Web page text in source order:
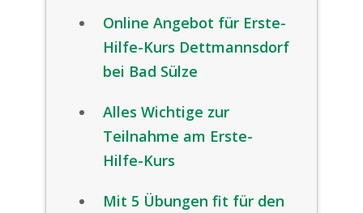
Online Angebot für Erste-
Hilfe-Kurs Dettmannsdorf
bei Bad Sülze
Alles Wichtige zur
Teilnahme am Erste-
Hilfe-Kurs
Mit 5 Übungen fit für den